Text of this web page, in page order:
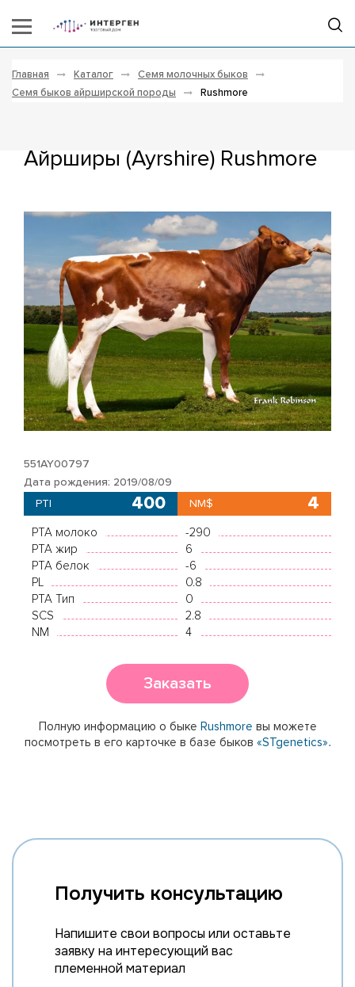
Главная Каталог
Семя молочных быков
Семя быков айрширской породы
Rushmore
Айрширы (Ayrshire) Rushmore
551AY00797
Дата рождения: 2019/08/09
PTI
400 NM$ 4
PTA молоко
-290
PTA жир
6
PTA белок
-6
PL
0.8
PTA Тип
0
SCS
2.8
NM
4
Заказать
Полную информацию о быке Rushmore вы можете
посмотреть в его карточке в базе быков «STgenetics».
Получить консультацию
Напишите свои вопросы или оставьте
заявку на интересующий вас
племенной материал